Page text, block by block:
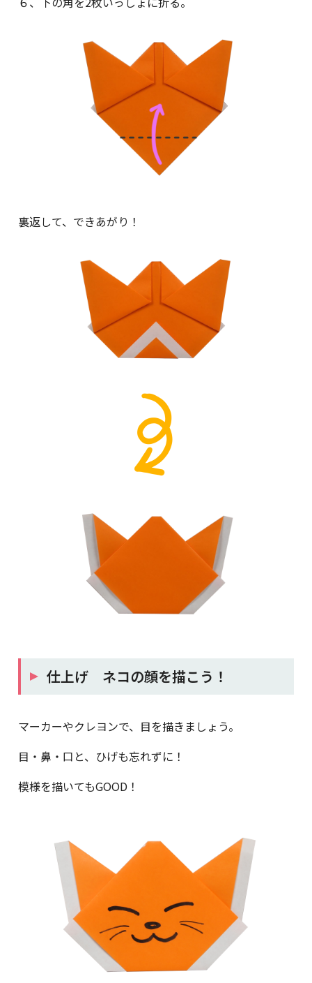
裏返して、できあがり！
仕上げ ネコの顔を描こう！
マーカーやクレヨンで、目を描きましょう。
目・鼻・口と、ひげも忘れずに！
模様を描いてもGOOD！